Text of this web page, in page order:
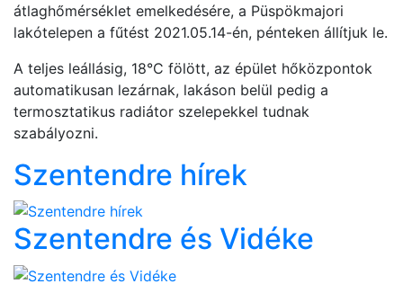
átlaghőmérséklet emelkedésére, a Püspökmajori
lakótelepen a fűtést 2021.05.14-én, pénteken állítjuk le.
A teljes leállásig, 18°C fölött, az épület hőközpontok
automatikusan lezárnak, lakáson belül pedig a
termosztatikus radiátor szelepekkel tudnak
szabályozni.
Szentendre hírek
Szentendre és Vidéke